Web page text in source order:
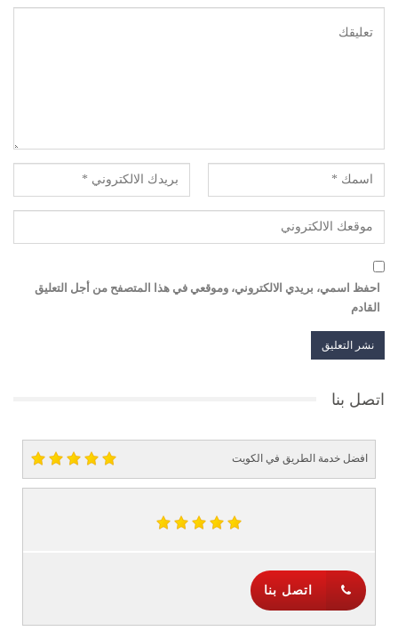
احفظ اسمي، بريدي الالكتروني، وموقعي في هذا المتصفح من أجل التعليق
القادم
اتصل بنا
افضل خدمة الطريق في الكويت
اتصل بنا